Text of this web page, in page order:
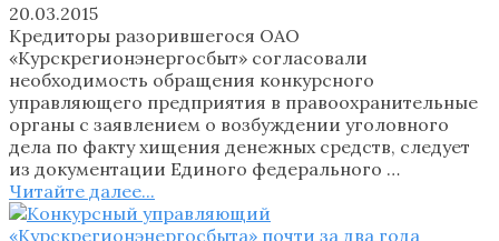
20.03.2015
Кредиторы разорившегося ОАО
«Курскрегионэнергосбыт» согласовали
необходимость обращения конкурсного
управляющего предприятия в правоохранительные
органы с заявлением о возбуждении уголовного
дела по факту хищения денежных средств, следует
из документации Единого федерального …
Читайте далее...